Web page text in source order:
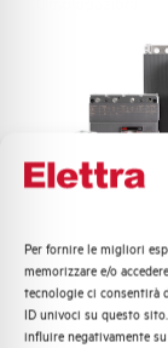
Per fornire le migliori
memorizzare e/o
tecnologie ci consentirà
ID univoci su questo
influire negativamente
Hai
Quali